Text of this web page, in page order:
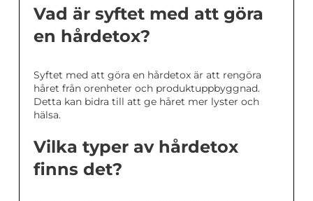
Vad är syftet med att göra
en hårdetox?
Syftet med att göra en hårdetox är att rengöra
håret från orenheter och produktuppbyggnad.
Detta kan bidra till att ge håret mer lyster och
hälsa.
Vilka typer av hårdetox
finns det?